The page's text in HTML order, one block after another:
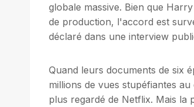
globale massive. Bien que
de production, l'accord est
déclaré dans une interview
Quand leurs documents de six
millions de vues stupéfiantes
plus regardé de Netflix. Mais